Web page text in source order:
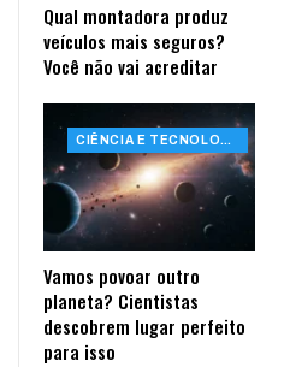
Qual montadora produz
veículos mais seguros?
Você não vai acreditar
CIÊNCIA E TECNOLOGIA
Vamos povoar outro
planeta? Cientistas
descobrem lugar perfeito
para isso